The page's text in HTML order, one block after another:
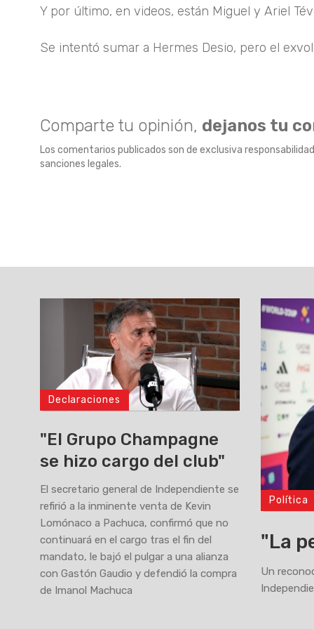
Y por último, en videos, están Miguel y Ariel
Se intentó sumar a Hermes Desio, pero el
Comparte tu opinión, dejanos tu
Los comentarios publicados son de exclusiva
sanciones legales.
Declaraciones
"El Grupo Champagne
se hizo cargo del club"
El secretario general de Independiente se
refirió a la inminente venta de Kevin
Lomónaco a Pachuca, confirmó que no
continuará en el cargo tras el fin del
mandato, le bajó el pulgar a una alianza
con Gastón Gaudio y defendió la compra
de Imanol Machuca
Política
"La
Un